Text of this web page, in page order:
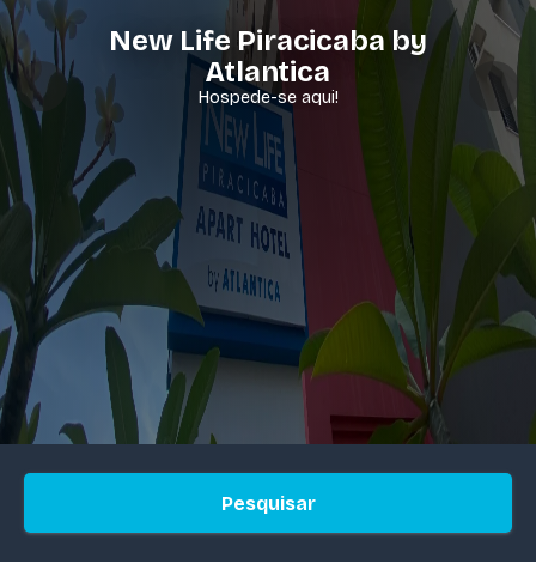
New Life Piracicaba by
Atlantica
Hospede-se aqui!
Pesquisar